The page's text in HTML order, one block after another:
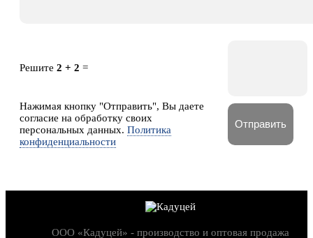
Решите 2 + 2 =
Нажимая кнопку "Отправить", Вы даете
согласие на обработку своих
персональных данных. Политика
конфиденциальности
ООО «Кадуцей» - производство и оптовая продажа